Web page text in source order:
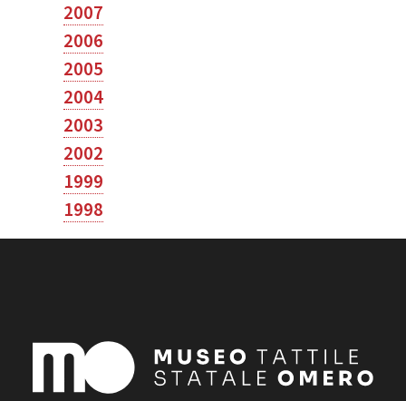
2007
2006
2005
2004
2003
2002
1999
1998